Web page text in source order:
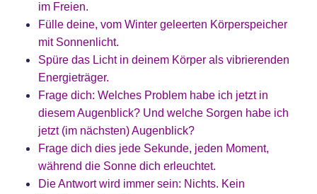
im Freien.
Fülle deine, vom Winter geleerten Körperspeicher
mit Sonnenlicht.
Spüre das Licht in deinem Körper als vibrierenden
Energieträger.
Frage dich: Welches Problem habe ich jetzt in
diesem Augenblick? Und welche Sorgen habe ich
jetzt (im nächsten) Augenblick?
Frage dich dies jede Sekunde, jeden Moment,
während die Sonne dich erleuchtet.
Die Antwort wird immer sein: Nichts. Kein